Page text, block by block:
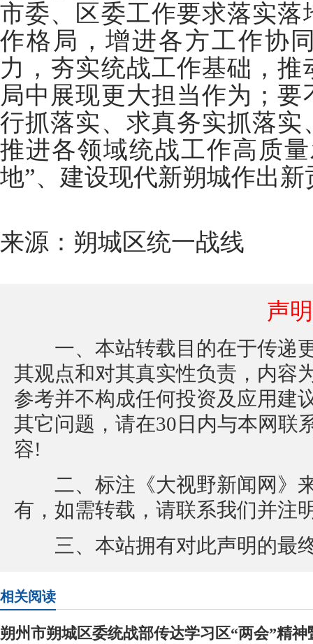
市委、区委工作要求落实
作格局，增进各方工作协
力，夯实统战工作基础，
局中展现更大担当作为；
行抓落实、求真务实抓落
推进各领域统战工作高质
地”、建设现代新朔城作出新
来源：朔城区统一战线
声明
一、本站转载目的在于传递
其观点和对其真实性负责，内容
参考并不构成任何投资及应用建
其它问题，请在30日内与本网联
容!
二、标注《大视野新闻网》
有，如需转载，请联系我们并注
三、本站拥有对此声明的最
相关阅读
朔州市朔城区委统战部传达学习区“两会”精